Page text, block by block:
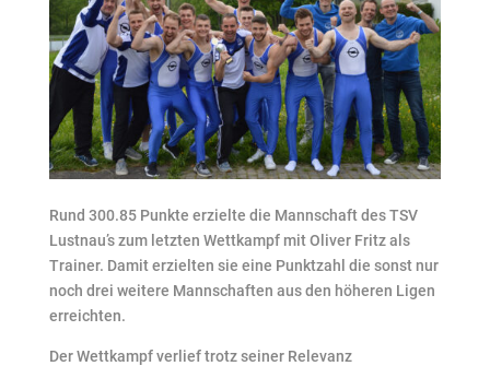
Rund 300.85 Punkte erzielte die Mannschaft des TSV
Lustnau’s zum letzten Wettkampf mit Oliver Fritz als
Trainer. Damit erzielten sie eine Punktzahl die sonst nur
noch drei weitere Mannschaften aus den höheren Ligen
erreichten.
Der Wettkampf verlief trotz seiner Relevanz